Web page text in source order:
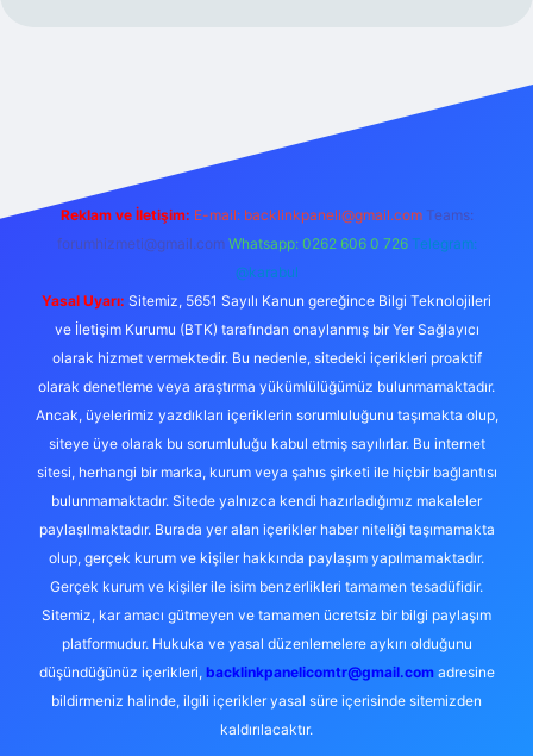
Reklam ve İletişim: E-mail: backlinkpaneli@gmail.com Teams:
forumhizmeti@gmail.com Whatsapp: 0262 606 0 726 Telegram:
@karabul
Yasal Uyarı: Sitemiz, 5651 Sayılı Kanun gereğince Bilgi Teknolojileri
ve İletişim Kurumu (BTK) tarafından onaylanmış bir Yer Sağlayıcı
olarak hizmet vermektedir. Bu nedenle, sitedeki içerikleri proaktif
olarak denetleme veya araştırma yükümlülüğümüz bulunmamaktadır.
Ancak, üyelerimiz yazdıkları içeriklerin sorumluluğunu taşımakta olup,
siteye üye olarak bu sorumluluğu kabul etmiş sayılırlar. Bu internet
sitesi, herhangi bir marka, kurum veya şahıs şirketi ile hiçbir bağlantısı
bulunmamaktadır. Sitede yalnızca kendi hazırladığımız makaleler
paylaşılmaktadır. Burada yer alan içerikler haber niteliği taşımamakta
olup, gerçek kurum ve kişiler hakkında paylaşım yapılmamaktadır.
Gerçek kurum ve kişiler ile isim benzerlikleri tamamen tesadüfidir.
Sitemiz, kar amacı gütmeyen ve tamamen ücretsiz bir bilgi paylaşım
platformudur. Hukuka ve yasal düzenlemelere aykırı olduğunu
düşündüğünüz içerikleri, backlinkpanelicomtr@gmail.comadresine
bildirmeniz halinde, ilgili içerikler yasal süre içerisinde sitemizden
kaldırılacaktır.